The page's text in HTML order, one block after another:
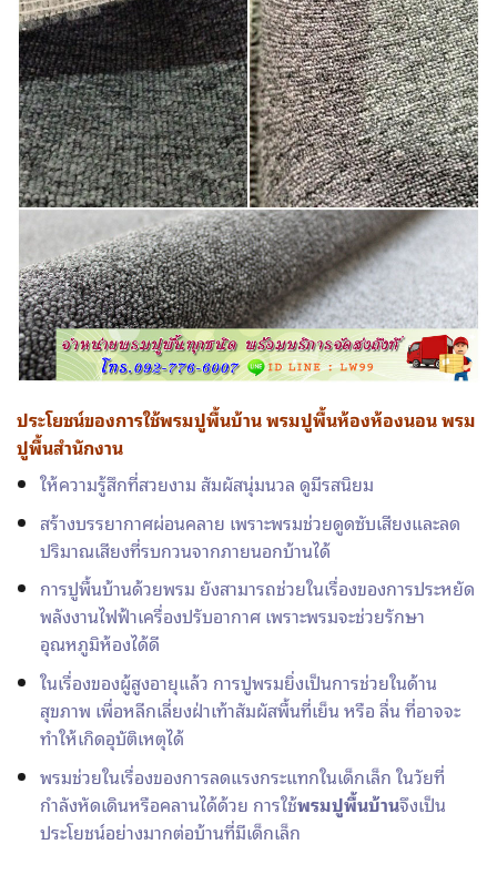
ประโยชน์ของการใช้พรมปูพื้นบ้านพรมปูพื้นห้องห้องนอน พรม
ปูพื้นสำนักงาน
ให้ความรู้สึกที่สวยงาม สัมผัสนุ่มนวล ดูมีรสนิยม
สร้างบรรยากาศผ่อนคลาย เพราะพรมช่วยดูดซับเสียงและลด
ปริมาณเสียงที่รบกวนจากภายนอกบ้านได้
การปูพื้นบ้านด้วยพรม ยังสามารถช่วยในเรื่องของการประหยัด
พลังงานไฟฟ้าเครื่องปรับอากาศ เพราะพรมจะช่วยรักษา
อุณหภูมิห้องได้ดี
ในเรื่องของผู้สูงอายุแล้ว การปูพรมยิ่งเป็นการช่วยในด้าน
สุขภาพ เพื่อหลีกเลี่ยงฝ่าเท้าสัมผัสพื้นที่เย็น หรือ ลื่น ที่อาจจะ
ทำให้เกิดอุบัติเหตุได้
พรมช่วยในเรื่องของการลดแรงกระแทกในเด็กเล็ก ในวัยที่
กำลังหัดเดินหรือคลานได้ด้วย การใช้พรมปูพื้นบ้านจึงเป็น
ประโยชน์อย่างมากต่อบ้านที่มีเด็กเล็ก